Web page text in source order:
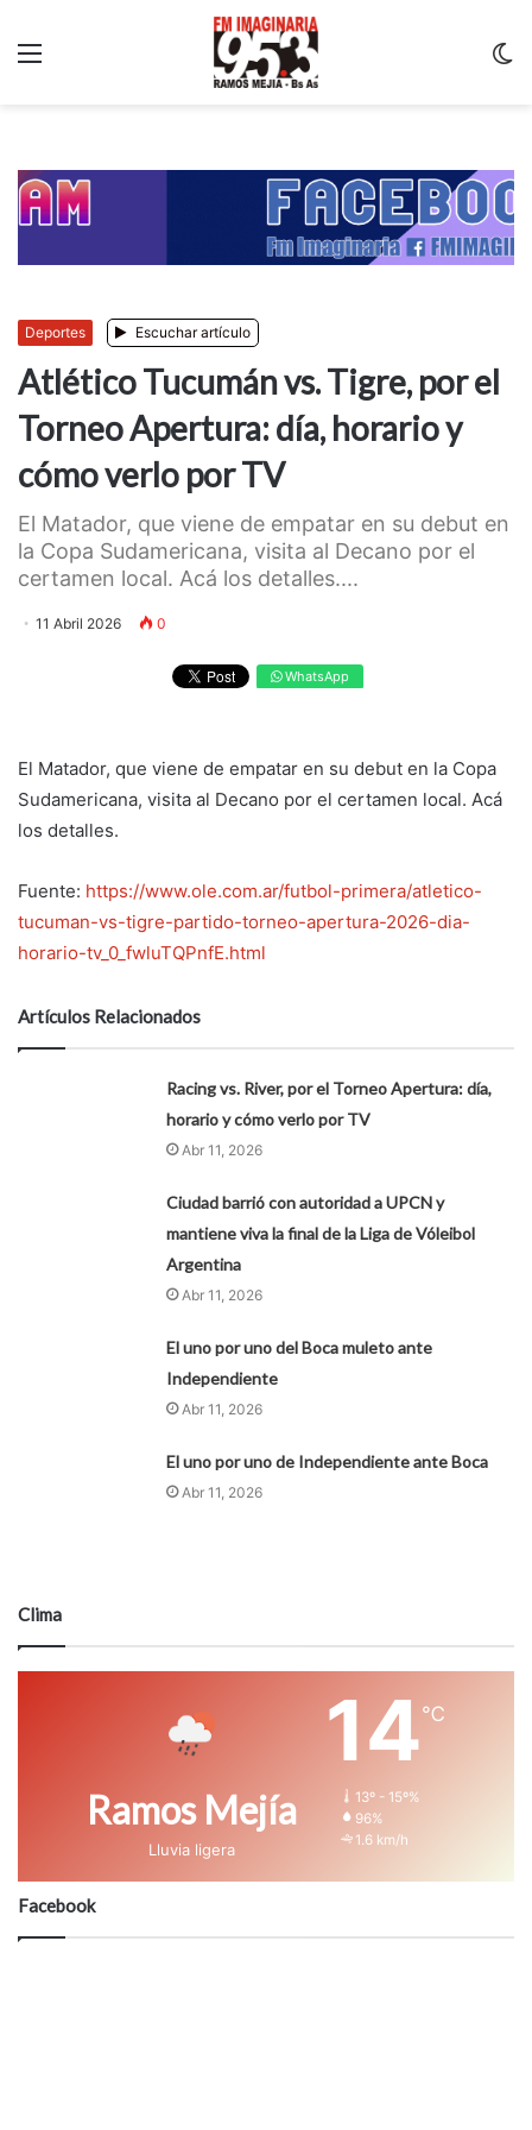
Deportes Escuchar artículo
Atlético Tucumán vs. Tigre, por el
Torneo Apertura: día, horario y
cómo verlo por TV
El Matador, que viene de empatar en su debut en
la Copa Sudamericana, visita al Decano por el
certamen local. Acá los detalles....
11 Abril 2026 0
WhatsApp
El Matador, que viene de empatar en su debut en la Copa
Sudamericana, visita al Decano por el certamen local. Acá
los detalles.
Fuente: https://www.ole.com.ar/futbol-primera/atletico-
tucuman-vs-tigre-partido-torneo-apertura-2026-dia-
horario-tv_0_fwluTQPnfE.html
Artículos Relacionados
Racing vs. River, por el Torneo Apertura: día,
horario y cómo verlo por TV
Abr 11, 2026
Ciudad barrió con autoridad a UPCN y
mantiene viva la final de la Liga de Vóleibol
Argentina
Abr 11, 2026
El uno por uno del Boca muleto ante
Independiente
Abr 11, 2026
El uno por uno de Independiente ante Boca
Abr 11, 2026
Clima
Ramos Mejía
Lluvia ligera
14℃
13º - 15º%
96%
1.6 km/h
Facebook